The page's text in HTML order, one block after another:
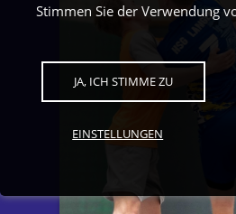
Stimmen Sie der Verwendung
JA, ICH STIMME ZU
EINSTELLUNGEN